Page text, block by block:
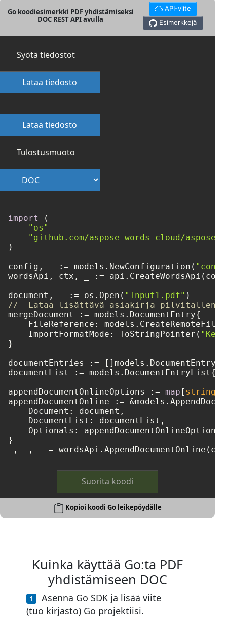
Go koodiesimerkki PDF yhdistämiseksi
DOC REST API avulla
API-viite
Esimerkkejä
Syötä tiedostot
Lataa tiedosto
Lataa tiedosto
Tulostusmuoto
import
(
"os"
"github.com/aspose-words-cloud/
)
config, _ := models.NewConfiguration(
wordsApi, ctx, _ :=
document, _ := os.Open( "Input1.pdf"
//  Lataa lisättävä asiakirja
mergeDocument := models.DocumentEntry{
FileReference:
    ImportFormatMode: ToStringPointer(
}
documentEntries := []models.DocumentEntry{
documentList := models.DocumentEntryList{
appendDocumentOnlineOptions := map [ string
appendDocumentOnline :=
    Document: document,
    DocumentList: documentList,
    Optionals: appendDocumentOnlineOptions,
}
Suorita koodi
Kopioi koodi Go leikepöydälle
Kuinka käyttää Go:ta PDF
yhdistämiseen DOC
Asenna Go SDK ja lisää viite
(tuo kirjasto) Go projektiisi.